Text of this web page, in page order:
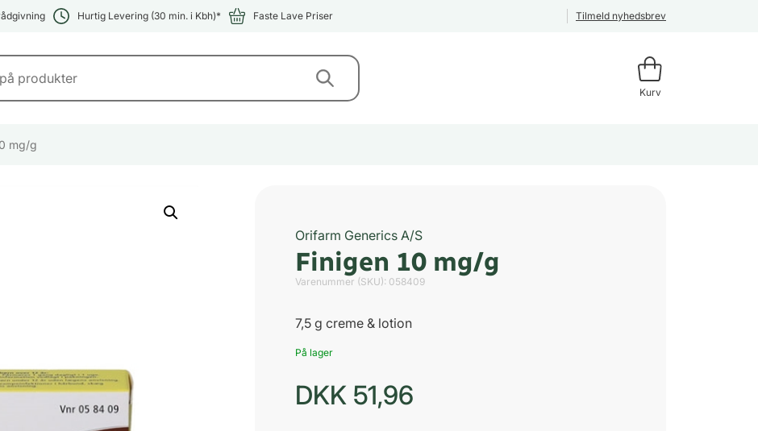
Hurtig Levering (30 min. i Kbh)* Faste Lave Priser Tilmeld nyhedsbrev
Kurv
mg/g
Orifarm Generics A/S
Finigen 10 mg/g
Varenummer (SKU): 058409
7,5 g creme & lotion
På lager
DKK 51,96